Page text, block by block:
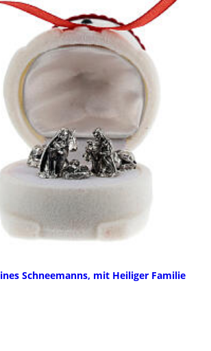
Schneemanns, mit Heiliger Familie